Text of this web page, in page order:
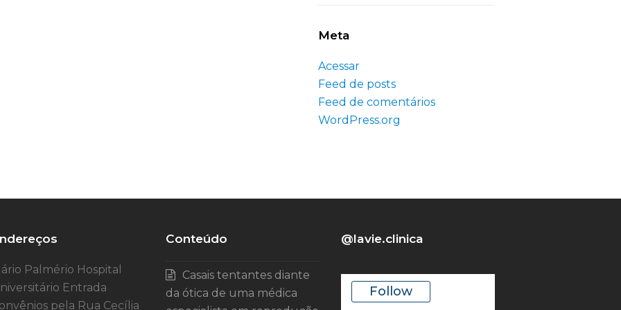
Meta
Acessar
Feed de posts
Feed de comentários
WordPress.org
Palmério Hospital
Entrada
pela Rua Cecília
Conteúdo
Casais tentantes diante
da ótica de uma médica
@lavie.clinica
Follow